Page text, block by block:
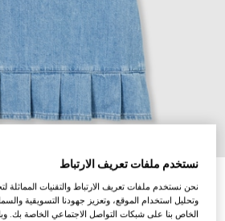
فستان من قماش الجينز مع شريط
SAR 3,200
نستخدم ملفات تعريف الارتباط
نحن نستخدم ملفات تعريف الارتباط والتقنيات المماثلة
وتحليل استخدام الموقع، وتعزيز جهودنا التسويقية
الخاص بنا على شبكات التواصل الاجتماعي الخاصة بك.